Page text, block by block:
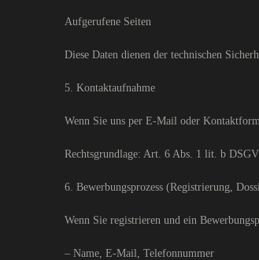
Aufgerufene Seiten
Diese Daten dienen der technischen
5. Kontaktaufnahme
Wenn Sie uns per E-Mail oder
Rechtsgrundlage: Art. 6 Abs. 1 lit. b
6. Bewerbungsprozess (Registrierung,
Wenn Sie registrieren und ein
– Name, E-Mail, Telefonnummer